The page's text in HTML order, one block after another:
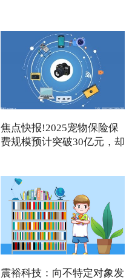
焦点快报!2025宠物保险保
费规模预计突破30亿元，却
震裕科技：向不特定对象发